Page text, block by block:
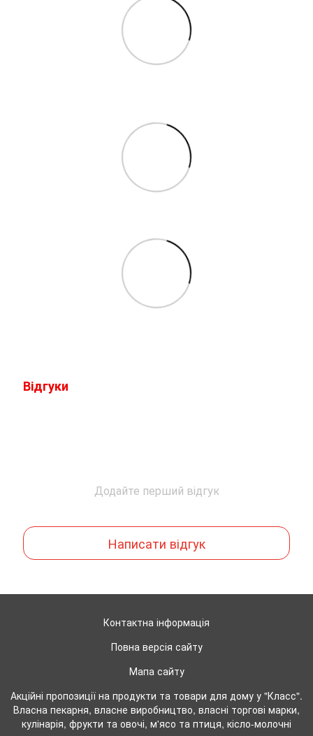
Відгуки
Додайте перший відгук
Написати відгук
Контактна інформація
Повна версія сайту
Мапа сайту
Акційні пропозиції на продукти та товари для дому у "Класс".
Власна пекарня, власне виробництво, власні торгові марки,
кулінарія, фрукти та овочі, м'ясо та птиця, кісло-молочні